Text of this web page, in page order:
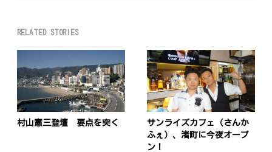
RELATED STORIES
村山憲三登壇 要点を突く
サンライズカフェ（さんか
ふぇ）、渚町に今夜オープ
ン！